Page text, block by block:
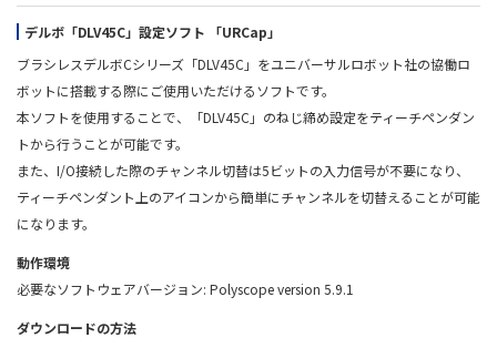
デルボ「DLV45C」設定ソフト 「URCap」
ブラシレスデルボCシリーズ「DLV45C」をユニバーサルロボット社の協働ロ
ボットに搭載する際にご使用いただけるソフトです。
本ソフトを使用することで、「DLV45C」のねじ締め設定をティーチペンダン
トから行うことが可能です。
また、I/O接続した際のチャンネル切替は5ビットの入力信号が不要になり、
ティーチペンダント上のアイコンから簡単にチャンネルを切替えることが可能
になります。
動作環境
必要なソフトウェアバージョン: Polyscope version 5.9.1
ダウンロードの方法